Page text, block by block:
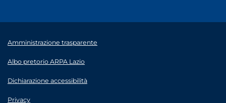
Amministrazione trasparente
Albo pretorio ARPA Lazio
Dichiarazione accessibilità
Privacy